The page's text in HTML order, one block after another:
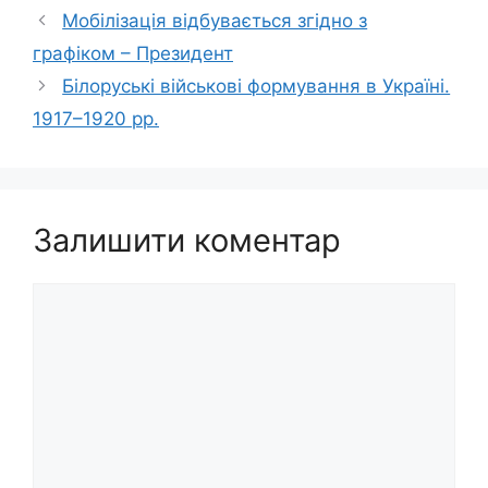
Мобілізація відбувається згідно з
графіком – Президент
Білоруські військові формування в Україні.
1917–1920 рр.
Залишити коментар